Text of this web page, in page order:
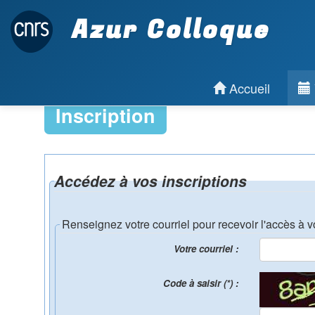
Azur Colloque
Accueil
Inscription
Accédez à vos inscriptions
Renseignez votre courriel pour recevoir l'accès à
Votre courriel :
Code à saisir (*) :